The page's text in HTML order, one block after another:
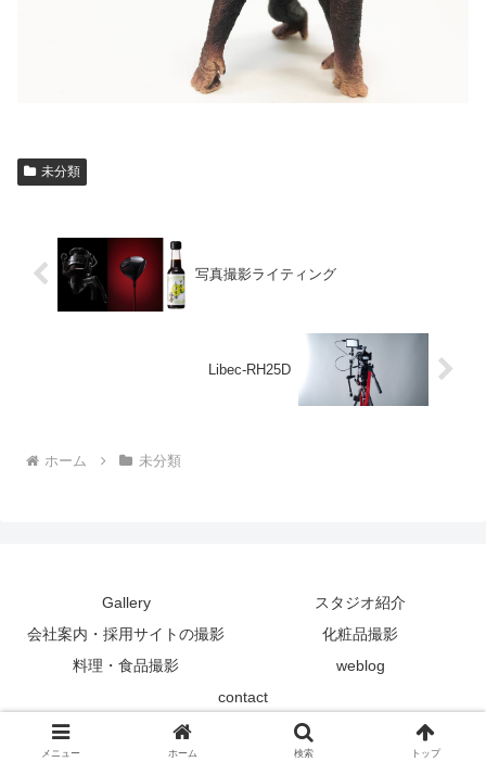
未分類
写真撮影ライティング
Libec-RH25D
ホーム 未分類
Gallery
スタジオ紹介
会社案内・採用サイトの撮影
化粧品撮影
料理・食品撮影
weblog
contact
© 2014 粟飯原写真スタジオ.
メニュー ホーム 検索 トップ